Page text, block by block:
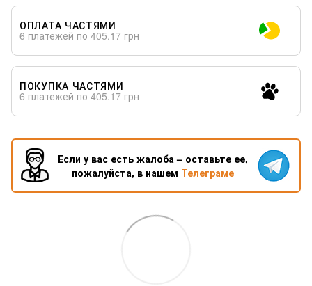
ОПЛАТА ЧАСТЯМИ
6 платежей по 405.17 грн
ПОКУПКА ЧАСТЯМИ
6 платежей по 405.17 грн
Если у вас есть жалоба – оставьте ее,
пожалуйста, в нашем Телеграме